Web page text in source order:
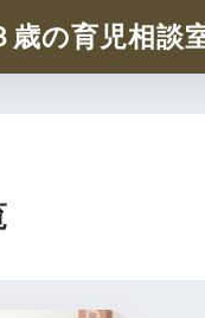
の育児相談